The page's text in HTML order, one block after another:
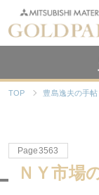
TOP 豊島逸夫の手帖
Page3563
ＮＹ市場